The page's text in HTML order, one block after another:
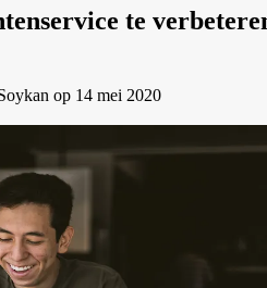
te
op 14 mei 2020